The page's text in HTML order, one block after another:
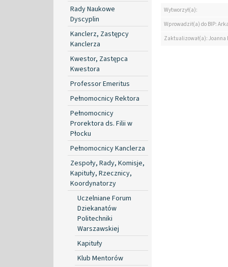
Rady Naukowe
Dyscyplin
Kanclerz, Zastępcy
Kanclerza
Kwestor, Zastępca
Kwestora
Professor Emeritus
Pełnomocnicy Rektora
Pełnomocnicy
Prorektora ds. Filii w
Płocku
Pełnomocnicy Kanclerza
Zespoły, Rady, Komisje,
Kapituły, Rzecznicy,
Koordynatorzy
Uczelniane Forum
Dziekanatów
Politechniki
Warszawskiej
Kapituły
Klub Mentorów
Wytworzył(a):
Wprowadził(a) do BIP:
Zaktualizował(a):